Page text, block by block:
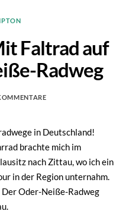
Faltrad auf
Radweg
in Deutschland!
brachte mich im
nach Zittau, wo ich ein
in der Region unternahm.
Oder-Neiße-Radweg